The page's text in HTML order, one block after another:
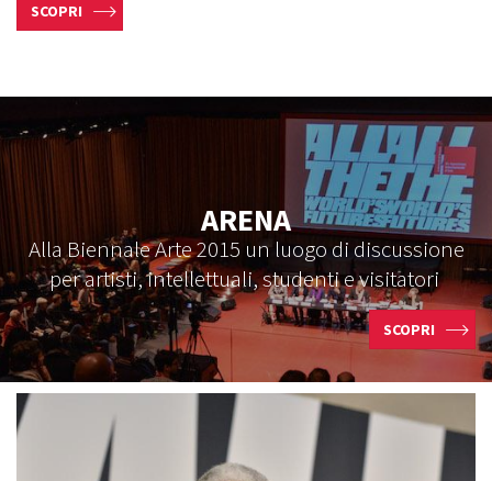
SCOPRI
ARENA
Alla Biennale Arte 2015 un luogo di discussione
per artisti, intellettuali, studenti e visitatori
SCOPRI